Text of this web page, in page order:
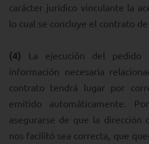
carácter jurídico vinculante la
lo cual se concluye el contrato de
(4) La ejecución del
información necesaria
contrato tendrá lugar por
emitido automáticamente.
asegurarse de que la dirección
nos facilitó sea correcta, que